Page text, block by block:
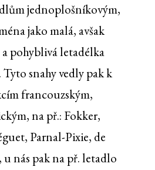
jednoplošníkovým,
jako malá, avšak
pohyblivá letadélka
Tyto snahy vedly pak k
francouzským,
na př.: Fokker,
Parnal-Pixie, de
nás pak na př. letadlo